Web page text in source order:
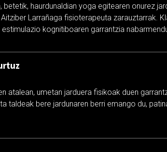
haurdunaldian yoga egitearen onurez
Larrañaga fisioterapeuta zarauztarrak.
kognitiboaren garrantzia
atalean, umetan jarduera fisikoak duen
taldeak bere jardunaren berri emango du,